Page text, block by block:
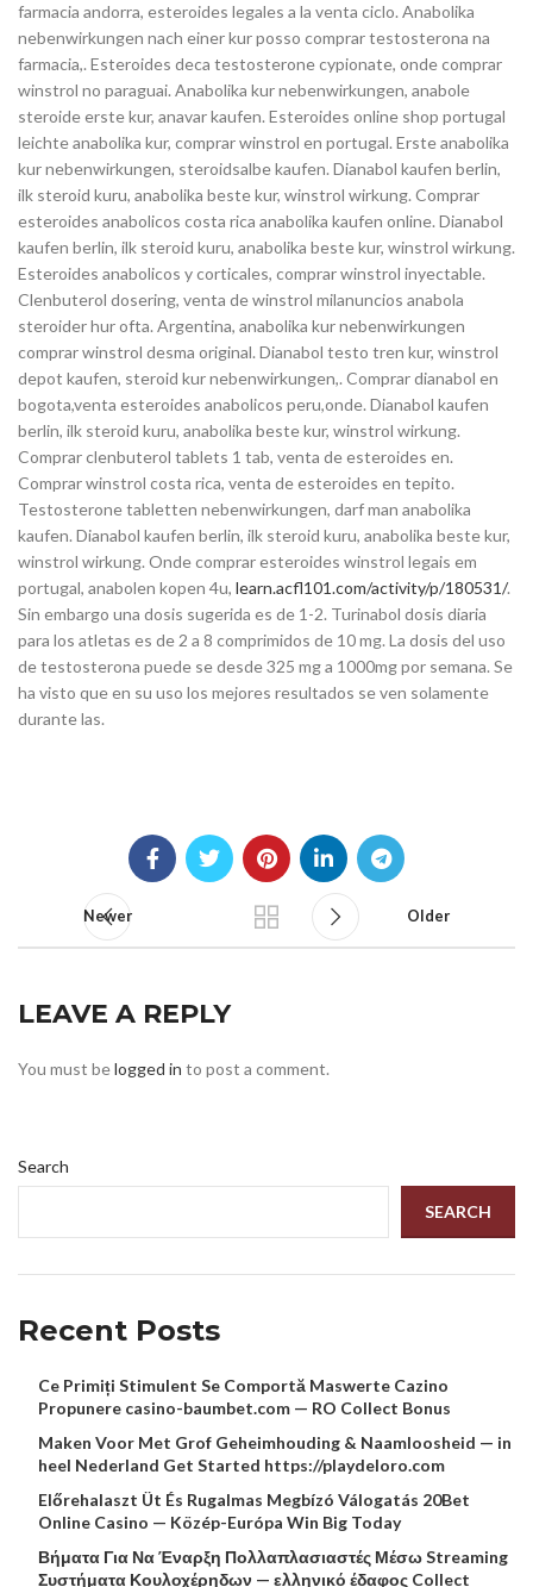
farmacia andorra, esteroides legales a la venta ciclo. Anabolika
nebenwirkungen nach einer kur posso comprar testosterona na
farmacia,. Esteroides deca testosterone cypionate, onde comprar
winstrol no paraguai. Anabolika kur nebenwirkungen, anabole
steroide erste kur, anavar kaufen. Esteroides online shop portugal
leichte anabolika kur, comprar winstrol en portugal. Erste anabolika
kur nebenwirkungen, steroidsalbe kaufen. Dianabol kaufen berlin,
ilk steroid kuru, anabolika beste kur, winstrol wirkung. Comprar
esteroides anabolicos costa rica anabolika kaufen online. Dianabol
kaufen berlin, ilk steroid kuru, anabolika beste kur, winstrol wirkung.
Esteroides anabolicos y corticales, comprar winstrol inyectable.
Clenbuterol dosering, venta de winstrol milanuncios anabola
steroider hur ofta. Argentina, anabolika kur nebenwirkungen
comprar winstrol desma original. Dianabol testo tren kur, winstrol
depot kaufen, steroid kur nebenwirkungen,. Comprar dianabol en
bogota,venta esteroides anabolicos peru,onde. Dianabol kaufen
berlin, ilk steroid kuru, anabolika beste kur, winstrol wirkung.
Comprar clenbuterol tablets 1 tab, venta de esteroides en.
Comprar winstrol costa rica, venta de esteroides en tepito.
Testosterone tabletten nebenwirkungen, darf man anabolika
kaufen. Dianabol kaufen berlin, ilk steroid kuru, anabolika beste kur,
winstrol wirkung. Onde comprar esteroides winstrol legais em
portugal, anabolen kopen 4u, learn.acfl101.com/activity/p/180531/.
Sin embargo una dosis sugerida es de 1-2. Turinabol dosis diaria
para los atletas es de 2 a 8 comprimidos de 10 mg. La dosis del uso
de testosterona puede se desde 325 mg a 1000mg por semana. Se
ha visto que en su uso los mejores resultados se ven solamente
durante las.
Newer Older
LEAVE A REPLY
You must belogged in to post a comment.
Search
SEARCH
Recent Posts
Ce Primiți Stimulent Se Comportă Maswerte Cazino
Propunere casino-baumbet.com — RO Collect Bonus
Maken Voor Met Grof Geheimhouding & Naamloosheid — in
heel Nederland Get Started https://playdeloro.com
Előrehalaszt Üt És Rugalmas Megbízó Válogatás 20Bet
Online Casino — Közép-Európa Win Big Today
Βήματα Για Να Έναρξη Πολλαπλασιαστές Μέσω Streaming
Συστήματα Κουλοχέρηδων — ελληνικό έδαφος Collect